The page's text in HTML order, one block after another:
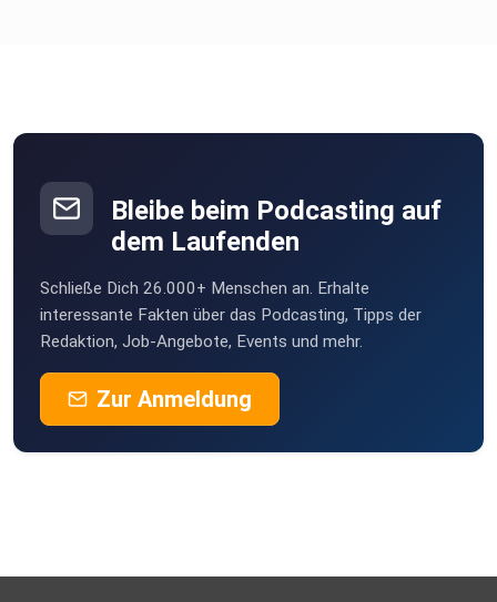
Bleibe beim Podcasting auf
dem Laufenden
Schließe Dich 26.000+ Menschen an. Erhalte
interessante Fakten über das Podcasting, Tipps der
Redaktion, Job-Angebote, Events und mehr.
Zur Anmeldung